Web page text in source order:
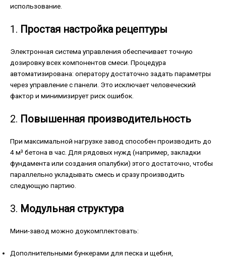
использование.
1. Простая настройка рецептуры
Электронная система управления обеспечивает точную
дозировку всех компонентов смеси. Процедура
автоматизирована: оператору достаточно задать параметры
через управление с панели. Это исключает человеческий
фактор и минимизирует риск ошибок.
2. Повышенная производительность
При максимальной нагрузке завод способен производить до
4 м³ бетона в час. Для рядовых нужд (например, закладки
фундамента или создания опалубки) этого достаточно, чтобы
параллельно укладывать смесь и сразу производить
следующую партию.
3. Модульная структура
Мини-завод можно доукомплектовать:
Дополнительными бункерами для песка и щебня,